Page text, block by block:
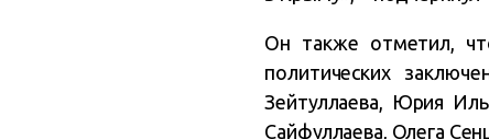
Он также отметил,
политических
Зейтуллаева, Юрия
Сайфуллаева, Олега